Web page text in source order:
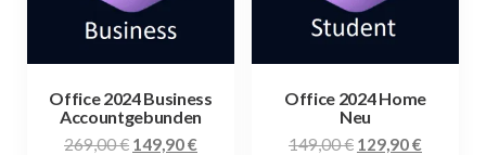
Office 2024 Business
Accountgebunden
269,00€ Ursprünglicher
149,90€
Office 2024 Home
Neu
149,00€ Ursprünglicher
129,90€